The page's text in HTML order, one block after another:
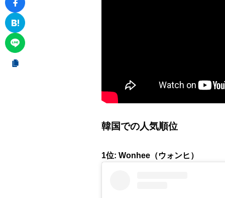
韓国での人気順位
1位: Wonhee（ウォンヒ）